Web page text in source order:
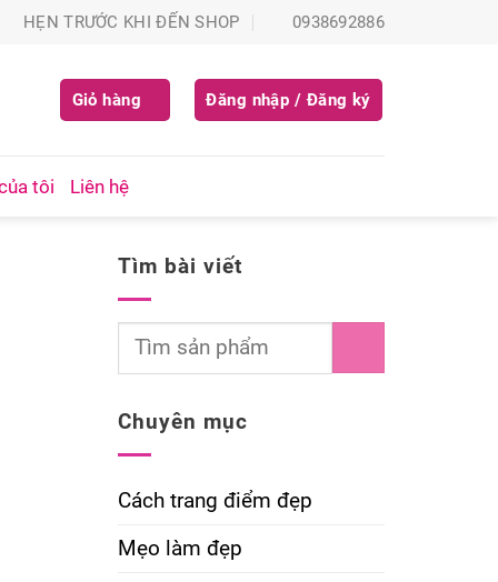
HẸN TRƯỚC KHI ĐẾN SHOP 0938692886
Giỏ hàng Đăng nhập / Đăng ký
tôi Liên hệ
Tìm bài viết
Chuyên mục
Cách trang điểm đẹp
Mẹo làm đẹp